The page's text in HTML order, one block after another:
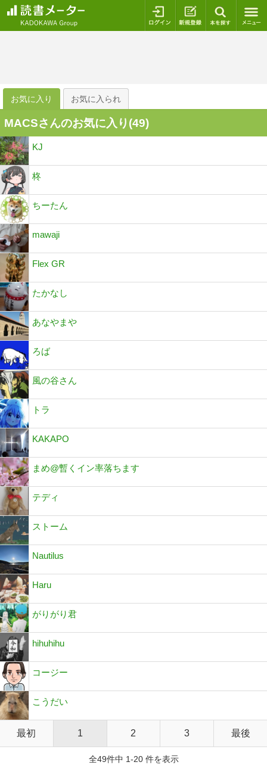
ログイン 新規登録
お気に入り お気に入られ
MACSさんのお気に入り(49)
KJ
柊
ちーたん
mawaji
Flex GR
たかなし
あなやまや
ろば
風の谷さん
トラ
KAKAPO
まめ@暫くイン率落ちます
テディ
ストーム
Nautilus
Haru
がりがり君
hihuhihu
コージー
こうだい
最初 1 2 3 最後
全49件中 1-20 件を表示